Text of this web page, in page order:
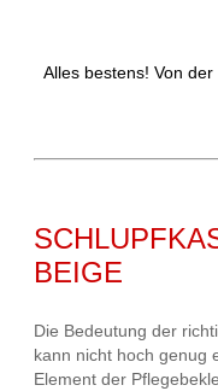
Alles bestens! Von
BEIGE
Die Bedeutung der
kann nicht hoch genug
Element der